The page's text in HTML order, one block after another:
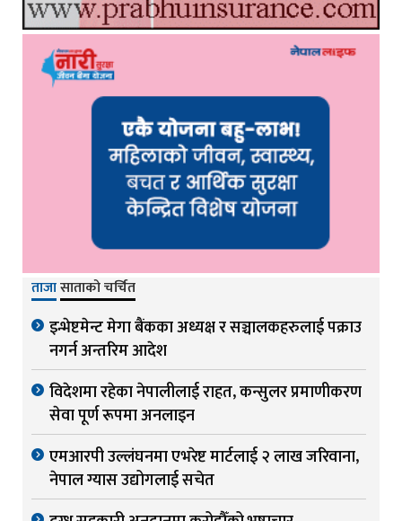
ताजासाताको चर्चित
इन्भेष्टमेन्ट मेगा बैंकका अध्यक्ष र सञ्चालकहरुलाई पक्राउ
नगर्न अन्तरिम आदेश
विदेशमा रहेका नेपालीलाई राहत, कन्सुलर प्रमाणीकरण
सेवा पूर्ण रूपमा अनलाइन
एमआरपी उल्लंघनमा एभरेष्ट मार्टलाई २ लाख जरिवाना,
नेपाल ग्यास उद्योगलाई सचेत